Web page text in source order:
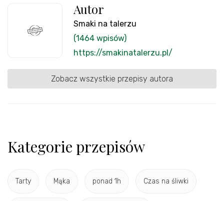
Autor
Smaki na talerzu
(1464 wpisów)
https://smakinatalerzu.pl/
Zobacz wszystkie przepisy autora
Kategorie przepisów
Tarty Mąka ponad 1h Czas na śliwki